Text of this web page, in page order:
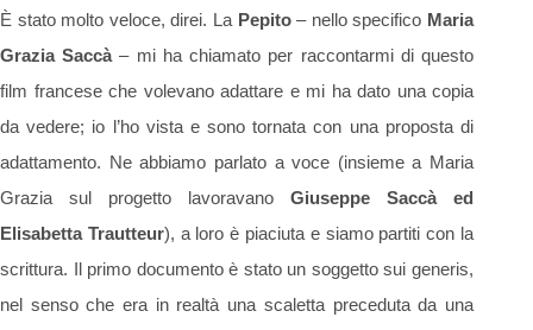
È stato molto veloce, direi. La Pepito– nello specifico Maria
Grazia Saccà – mi ha chiamato per raccontarmi di questo
film francese che volevano adattare e mi ha dato una copia
da vedere; io l’ho vista e sono tornata con una proposta di
adattamento. Ne abbiamo parlato a voce (insieme a Maria
Grazia sul progetto lavoravano Giuseppe Saccà ed
Elisabetta Trautteur), a loro è piaciuta e siamo partiti con la
scrittura. Il primo documento è stato un soggetto sui generis,
nel senso che era in realtà una scaletta preceduta da una